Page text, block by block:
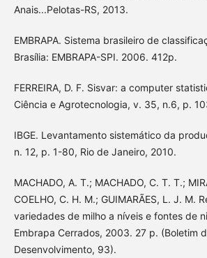
Anais...Pelotas-RS, 2013.
EMBRAPA. Sistema brasileiro de
Brasília: EMBRAPA-SPI. 2006. 412p.
FERREIRA, D. F. Sisvar: a computer
Ciência e Agrotecnologia, v. 35, n.6, p.
IBGE. Levantamento sistemático da
n. 12, p. 1-80, Rio de Janeiro, 2010.
MACHADO, A. T.; MACHADO, C. T. T.;
COELHO, C. H. M.; GUIMARÃES, L. J. M.
variedades de milho a níveis e fontes de
Embrapa Cerrados, 2003. 27 p. (Boletim
Desenvolvimento, 93).